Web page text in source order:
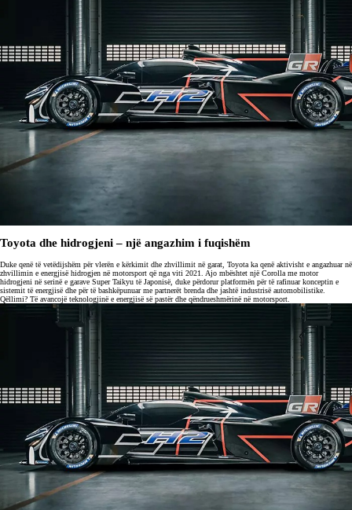
Toyota dhe hidrogjeni – një angazhim i fuqishëm
Duke qenë të vetëdijshëm për vlerën e kërkimit dhe zhvillimit në garat, Toyota ka qenë aktivisht e angazhuar në
zhvillimin e energjisë hidrogjen në motorsport që nga viti 2021. Ajo mbështet një Corolla me motor
hidrogjeni në serinë e garave Super Taikyu të Japonisë, duke përdorur platformën për të rafinuar konceptin e
sistemit të energjisë dhe për të bashkëpunuar me partnerët brenda dhe jashtë industrisë automobilistike.
Qëllimi? Të avancojë teknologjinë e energjisë së pastër dhe qëndrueshmërinë në motorsport.